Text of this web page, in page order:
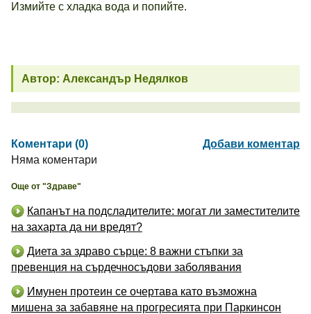
Измийте с хладка вода и попийте.
Автор: Александър Недялков
Коментари (0)
Добави коментар
Няма коментари
Още от "Здраве"
Капанът на подсладителите: могат ли заместителите
на захарта да ни вредят?
Диета за здраво сърце: 8 важни стъпки за
превенция на сърдечносъдови заболявания
Имунен протеин се очертава като възможна
мишена за забавяне на прогресията при Паркинсон